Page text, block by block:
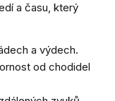
a času, který
a výdech.
od chodidel